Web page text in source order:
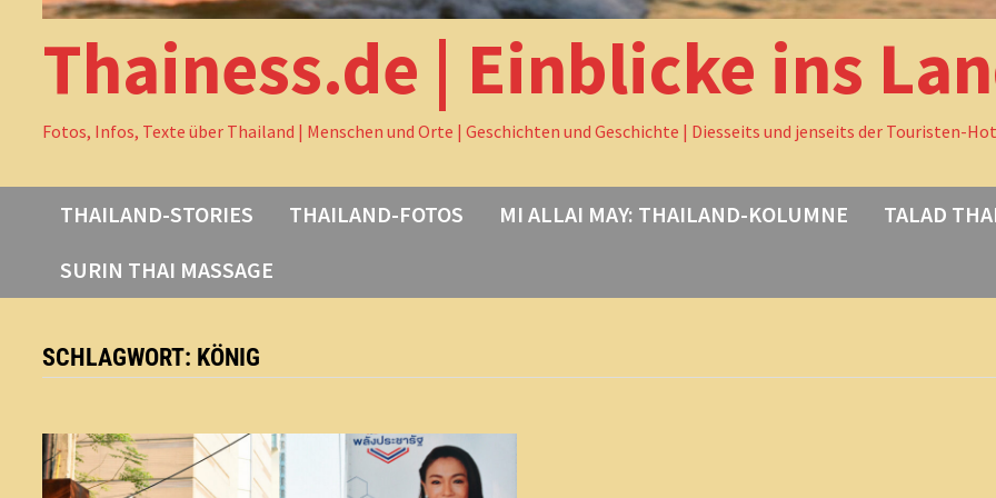
Thainess.de | Einblicke ins
Fotos, Infos, Texte über Thailand | Menschen und Orte | Geschichten und Geschichte | Diesseits und jenseits der Touristen-
THAILAND-STORIES THAILAND-FOTOS MI ALLAI MAY: THAILAND-KOLUMNE
TALAD
SURIN THAI MASSAGE
SCHLAGWORT: KÖNIG